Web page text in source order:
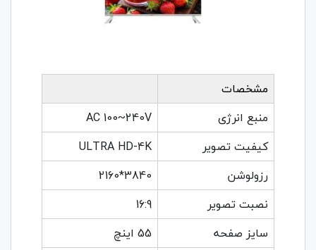
مشخصات
منبع انرژی
AC 100~240V
کیفیت تصویر
ULTRA HD-4K
رزولوشن
3840*2160
نصبت تصویر
16:9
سایز صفحه
55 اینچ